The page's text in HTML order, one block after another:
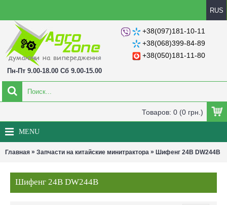
RUS
+38(097)181-10-11
+38(068)399-84-89
+38(050)181-11-80
Пн-Пт 9.00-18.00 Сб 9.00-15.00
Товаров: 0 (0 грн.)
MENU
Главная » Запчасти на китайские минитрактора » Шифенг 24В DW244B
Шифенг 24В DW244B